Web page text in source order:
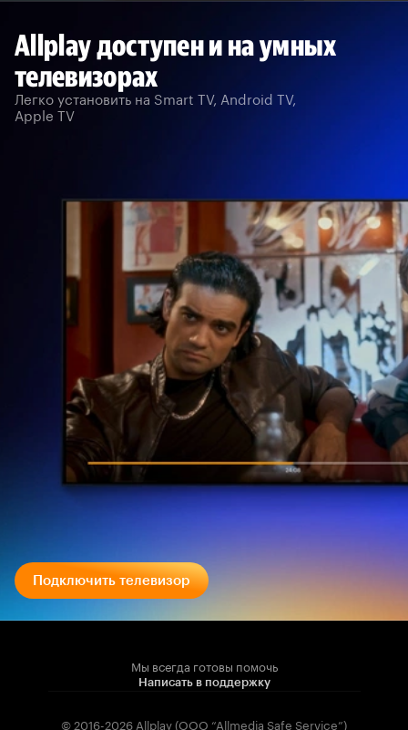
Allplay доступен и на умных
телевизорах
Легко установить на Smart TV, Android TV,
Apple TV
Подключить телевизор
Мы всегда готовы помочь
Написать в поддержку
© 2016-2026 Allplay (OOO “Allmedia Safe Service”)